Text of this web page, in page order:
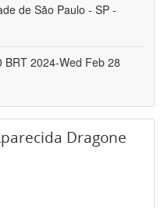
de São Paulo - SP -
2024-Wed Feb 28
Dragone